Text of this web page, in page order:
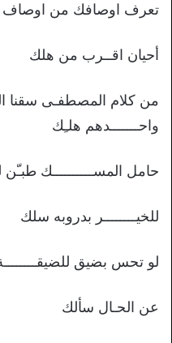
تعرف اوصافك من اوصاف
أحيان اقــرب من هلك
من كلام المصطفـى سقنا
واحـــــــدهم هلـِك
حامل المســــــــــك
للخيــــــــر بدروبه سلك
لو تحس بضيق
عن الحـال سألك